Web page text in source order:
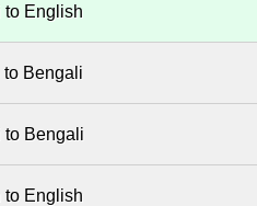
to English
to Bengali
to Bengali
to English